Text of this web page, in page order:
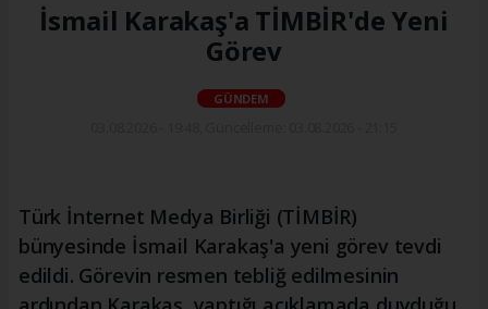
İsmail Karakaş'a TİMBİR'de Yeni
Görev
GÜNDEM
Türk İnternet Medya Birliği (TİMBİR)
bünyesinde İsmail Karakaş'a yeni görev tevdi
edildi. Görevin resmen tebliğ edilmesinin